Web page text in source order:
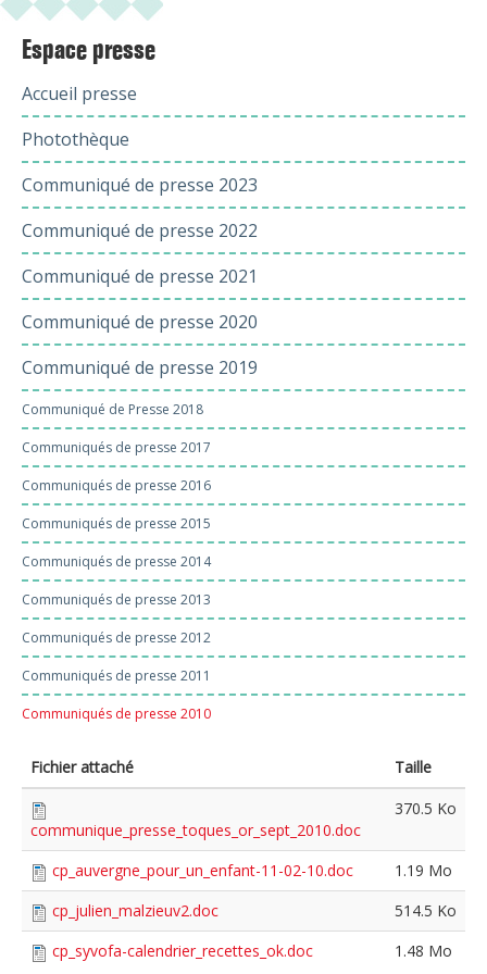
Espace presse
Accueil presse
Photothèque
Communiqué de presse 2023
Communiqué de presse 2022
Communiqué de presse 2021
Communiqué de presse 2020
Communiqué de presse 2019
Communiqué de Presse 2018
Communiqués de presse 2017
Communiqués de presse 2016
Communiqués de presse 2015
Communiqués de presse 2014
Communiqués de presse 2013
Communiqués de presse 2012
Communiqués de presse 2011
Communiqués de presse 2010
Fichier attaché Taille
communique_presse_toques_or_sept_2010.doc
370.5 Ko
cp_auvergne_pour_un_enfant-11-02-10.doc
1.19 Mo
cp_julien_malzieuv2.doc
514.5 Ko
cp_syvofa-calendrier_recettes_ok.doc
1.48 Mo